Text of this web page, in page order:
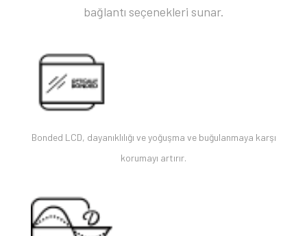
bağlantı seçenekleri sunar.
Bonded LCD, dayanıklılığı ve yoğuşma ve buğulanmaya karşı
korumayı artırır.